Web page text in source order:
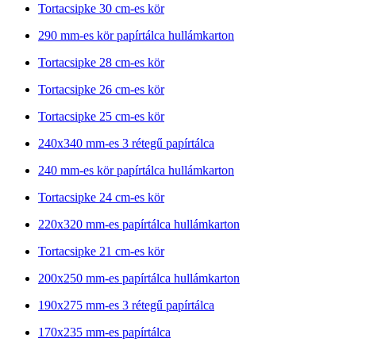
Tortacsipke 30 cm-es kör
290 mm-es kör papírtálca hullámkarton
Tortacsipke 28 cm-es kör
Tortacsipke 26 cm-es kör
Tortacsipke 25 cm-es kör
240x340 mm-es 3 rétegű papírtálca
240 mm-es kör papírtálca hullámkarton
Tortacsipke 24 cm-es kör
220x320 mm-es papírtálca hullámkarton
Tortacsipke 21 cm-es kör
200x250 mm-es papírtálca hullámkarton
190x275 mm-es 3 rétegű papírtálca
170x235 mm-es papírtálca